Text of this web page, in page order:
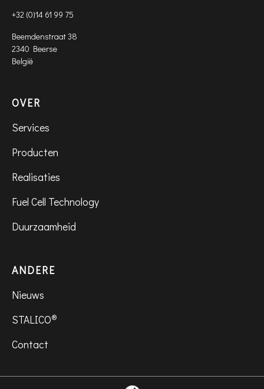
+32 (0)14 61 99 75
Beemdenstraat 38
2340 Beerse
België
OVER
Services
Producten
Realisaties
Fuel Cell Technology
Duurzaamheid
ANDERE
Nieuws
STALICO®
Contact